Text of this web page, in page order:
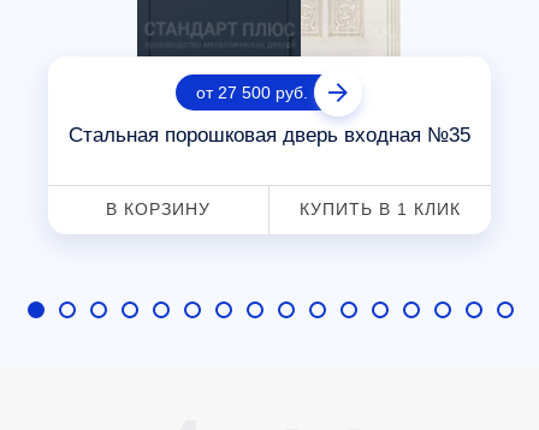
от 27 500 руб.
Стальная порошковая дверь входная №35
В КОРЗИНУ КУПИТЬ В 1 КЛИК